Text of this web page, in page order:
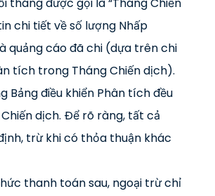
chi tiết về số lượng Nhấp
quảng cáo đã chi (dựa trên chi
tích trong Tháng Chiến dịch).
điều khiển Phân tích đều
dịch. Để rõ ràng, tất cả
trừ khi có thỏa thuận khác
thanh toán sau, ngoại trừ chỉ